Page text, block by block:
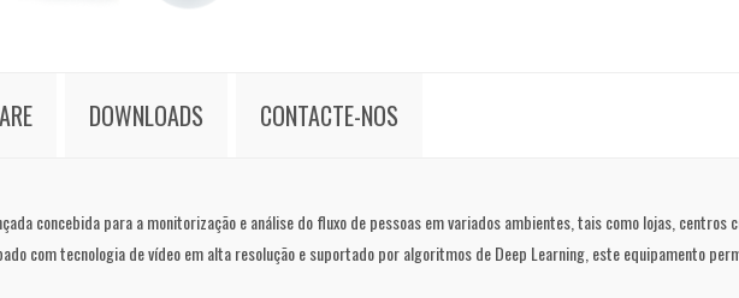
DOWNLOADS CONTACTE-NOS
concebida para a monitorização e análise do fluxo de pessoas em variados ambientes, tais como lojas,
com tecnologia de vídeo em alta resolução e suportado por algoritmos de Deep Learning, este equipamento